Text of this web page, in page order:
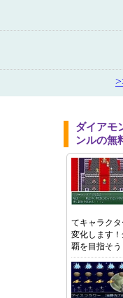
ダイアモ
ンルの無
てキャラク
変化します
覇を目指そ